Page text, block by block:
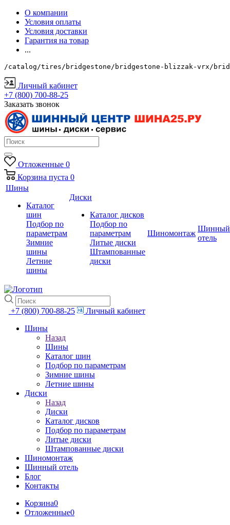
О компании
Условия оплаты
Условия доставки
Гарантия на товар
...
/catalog/tires/bridgestone/bridgestone-blizzak-vrx/
Личный кабинет
+7 (800) 700-88-25
Заказать звонок
Отложенные 0
Корзина пуста 0
Шины
Каталог
шин
Подбор по
параметрам
Зимние
шины
Летние
шины
Диски
Каталог дисков
Подбор по
параметрам
Литые диски
Штампованные
диски
Шиномонтаж
Шинный
отель
+7 (800) 700-88-25
Личный кабинет
Шины
Назад
Шины
Каталог шин
Подбор по параметрам
Зимние шины
Летние шины
Диски
Назад
Диски
Каталог дисков
Подбор по параметрам
Литые диски
Штампованные диски
Шиномонтаж
Шинный отель
Блог
Контакты
Корзина0
Отложенные0